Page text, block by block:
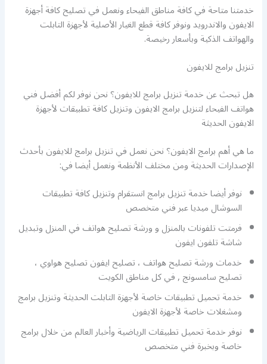
خدمتنا متاحة في كافة مناطق الفيحاء ونعمل في تصليح كافة أجهزة
الايفون والاندرويد ونوفر كافة قطع الغيار الأصلية لأجهزة التابلت
والهواتف الذكية وبأسعار رخيصة.
تنزيل برامج للايفون
هل تبحث عن خدمة تنزيل برامج للايفون؟ نحن نوفر لكم أفضل فني
هواتف الفيحاء لتنزيل برامج الايفون وتنزيل كافة تطبيقات لأجهزة
الايفون الحديثة
ما هي أهم برامج الايفون؟ نحن نعمل في تنزيل برامج للايفون بأحدث
الإصدارات الحديثة ومن مختلف الأنظمة ونعمل أيضا في:
نوفر أيضا خدمة تنزيل برامج انستقرام وتنزيل كافة تطبيقات
السوشال ميديا عبر فني متخصص
فرمتت تلفونات بالمنزل و ورشة تصليح هواتف في المنزل وتبديل
شاشة تلفون ايفون
خدمات ورشة تصليح هواتف ، تصليح ايفون تصليح هواوي ،
تصليح سامسونج , في كل مناطق الكويت
خدمة تحميل تطبيقات خاصة لأجهزة التابلت الحديثة وتنزيل برامج
ومشغلات خاصة لأجهزة الايفون
نوفر خدمة تحميل تطبيقات الرياضية وأخبار العالم من خلال برامج
خاصة وبخبرة فني متخصص